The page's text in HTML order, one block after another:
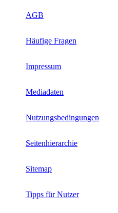
AGB
Häufige Fragen
Impressum
Mediadaten
Nutzungsbedingungen
Seitenhierarchie
Sitemap
Tipps für Nutzer